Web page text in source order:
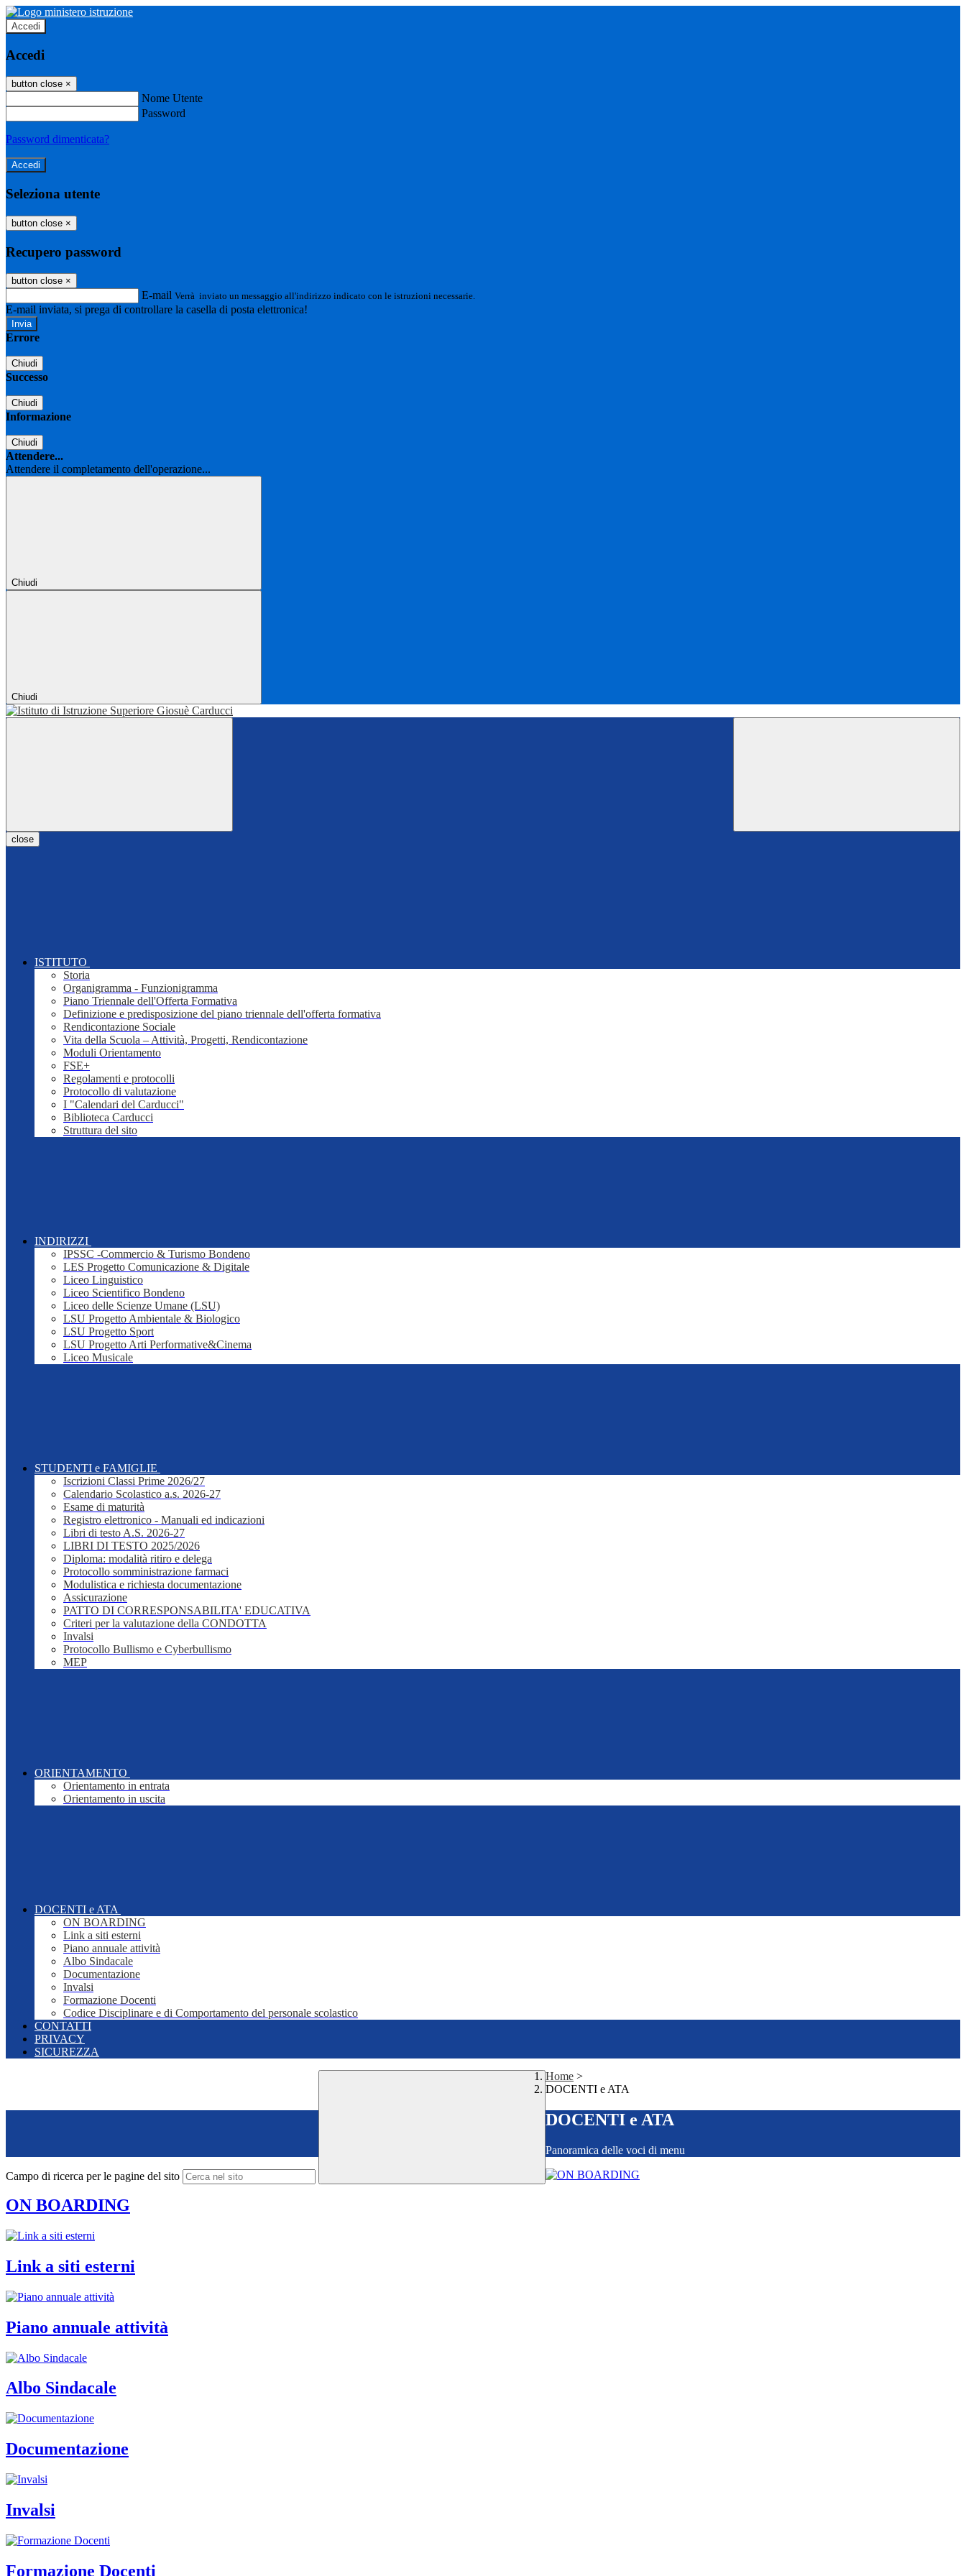
Accedi
Accedi
button close ×
Nome Utente
Password
Password dimenticata?
Seleziona utente
button close ×
Recupero password
button close ×
E-mail Verrà inviato un messaggio all'indirizzo indicato con le istruzioni necessarie.
E-mail inviata, si prega di controllare la casella di posta elettronica!
Errore
Chiudi
Successo
Chiudi
Informazione
Chiudi
Attendere...
Attendere il completamento dell'operazione...
Chiudi
Chiudi
close
ISTITUTO
Storia
Organigramma - Funzionigramma
Piano Triennale dell'Offerta Formativa
Definizione e predisposizione del piano triennale dell'offerta formativa
Rendicontazione Sociale
Vita della Scuola – Attività, Progetti, Rendicontazione
Moduli Orientamento
FSE+
Regolamenti e protocolli
Protocollo di valutazione
I "Calendari del Carducci"
Biblioteca Carducci
Struttura del sito
INDIRIZZI
IPSSC -Commercio & Turismo Bondeno
LES Progetto Comunicazione & Digitale
Liceo Linguistico
Liceo Scientifico Bondeno
Liceo delle Scienze Umane (LSU)
LSU Progetto Ambientale & Biologico
LSU Progetto Sport
LSU Progetto Arti Performative&Cinema
Liceo Musicale
STUDENTI e FAMIGLIE
Iscrizioni Classi Prime 2026/27
Calendario Scolastico a.s. 2026-27
Esame di maturità
Registro elettronico - Manuali ed indicazioni
Libri di testo A.S. 2026-27
LIBRI DI TESTO 2025/2026
Diploma: modalità ritiro e delega
Protocollo somministrazione farmaci
Modulistica e richiesta documentazione
Assicurazione
PATTO DI CORRESPONSABILITA' EDUCATIVA
Criteri per la valutazione della CONDOTTA
Invalsi
Protocollo Bullismo e Cyberbullismo
MEP
ORIENTAMENTO
Orientamento in entrata
Orientamento in uscita
DOCENTI e ATA
ON BOARDING
Link a siti esterni
Piano annuale attività
Albo Sindacale
Documentazione
Invalsi
Formazione Docenti
Codice Disciplinare e di Comportamento del personale scolastico
CONTATTI
PRIVACY
SICUREZZA
Campo di ricerca per le pagine del sito
Home >
DOCENTI e ATA
DOCENTI e ATA
Panoramica delle voci di menu
ON BOARDING
Link a siti esterni
Piano annuale attività
Albo Sindacale
Documentazione
Invalsi
Formazione Docenti